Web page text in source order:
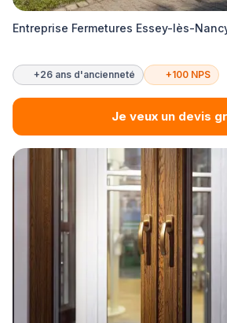
Entreprise Fermetures Essey-lès-
+26 ans d'ancienneté +100 NPS
Je veux un devis